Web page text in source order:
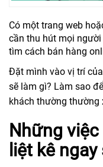
Có một trang web
cần thu hút mọi
tìm cách bán hàng
Đặt mình vào vị trí
sẽ làm gì? Làm sao
khách thường thường
Những
liệt kê